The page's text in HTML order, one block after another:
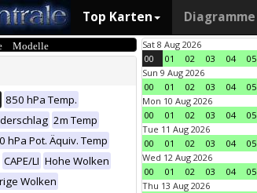
Top Karten Diagramme
850 hPa Temp.
2m Temp
hPa Pot. Äquiv. Temp
CAPE/LI Hohe Wolken
Wolken
Sat 8 Aug 2026
00
01 02 03 04 05
Sun 9 Aug 2026
00
01 02 03 04 05
Mon 10 Aug 2026
00
01 02 03 04 05
Tue 11 Aug 2026
00
01 02 03 04 05
Wed 12 Aug 2026
00
01 02 03 04 05
Thu 13 Aug 2026